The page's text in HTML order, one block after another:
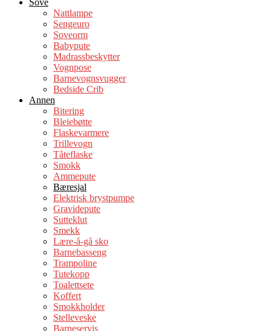
Sove
Nattlampe
Sengeuro
Soveorm
Babypute
Madrassbeskytter
Vognpose
Barnevognsvugger
Bedside Crib
Annen
Bitering
Bleiebøtte
Flaskevarmere
Trillevogn
Tåteflaske
Smokk
Ammepute
Bæresjal
Elektrisk brystpumpe
Gravidepute
Sutteklut
Smekk
Lære-å-gå sko
Barnebasseng
Trampoline
Tutekopp
Toalettsete
Koffert
Smokkholder
Stelleveske
Barneservis